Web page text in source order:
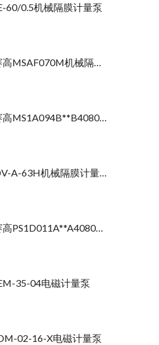
60/0.5机械隔膜计量泵
SEKO赛高MSAF070M机械隔膜计量泵
SEKO赛高MS1A094B**B4080机械隔膜计量泵
千世KDV-A-63H机械隔膜计量泵
SEKO赛高PS1D011A**A4080机械隔膜计量泵
35-04电磁计量泵
02-16-X电磁计量泵